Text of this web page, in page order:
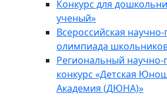
Конкурс для
ученый»
Всероссийская
олимпиада
Региональный научно-
конкурс «Детская
Академия (ДЮНА)»